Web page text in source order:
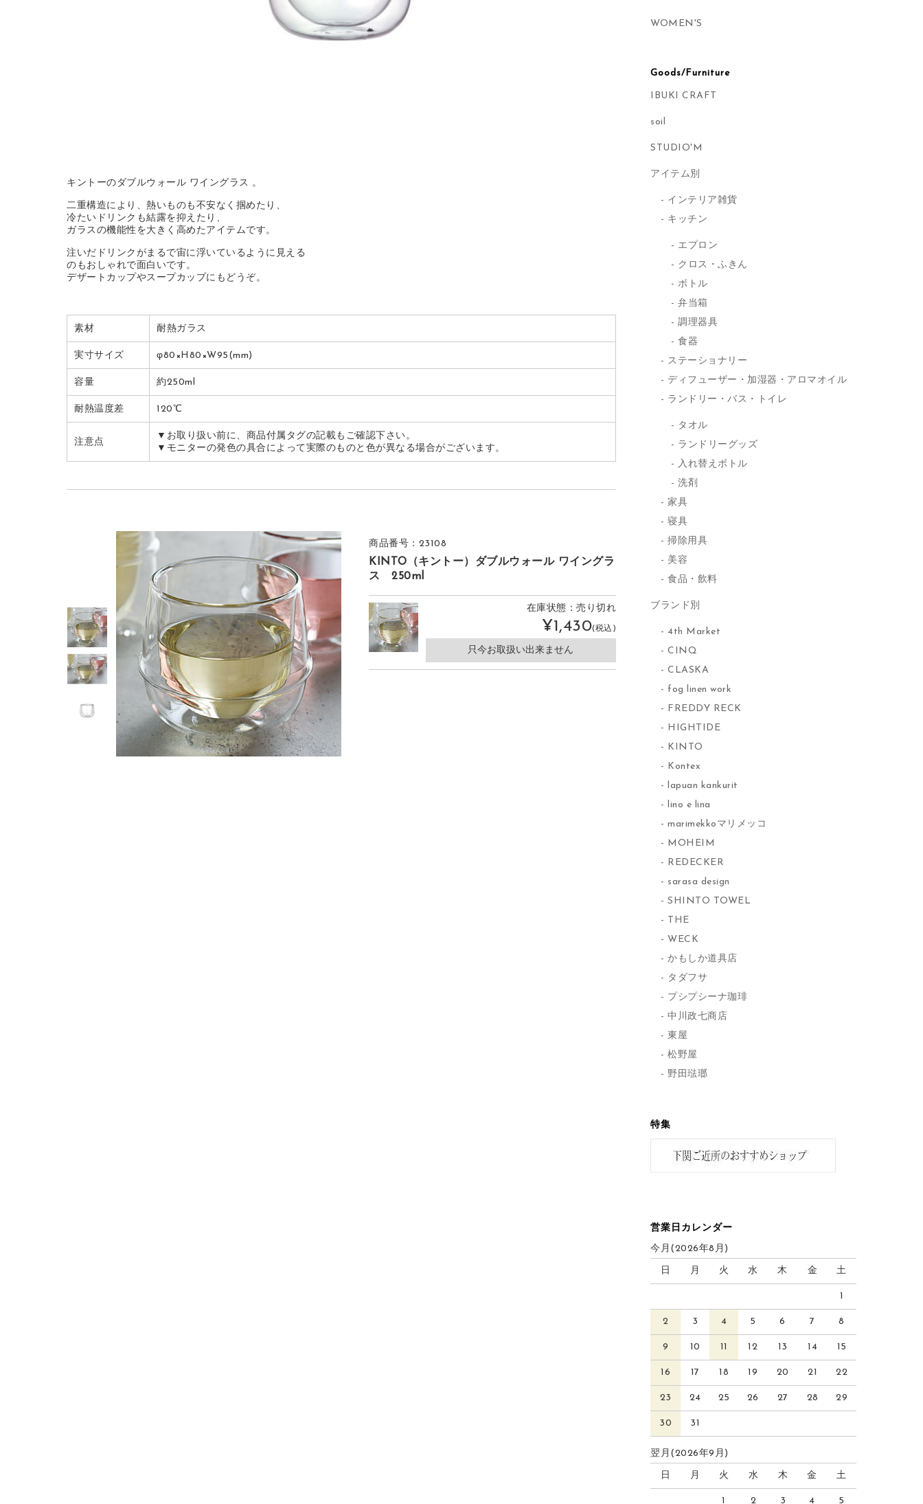
キントーのダブルウォール ワイングラス 。
二重構造により、熱いものも不安なく掴めたり、
冷たいドリンクも結露を抑えたり、
ガラスの機能性を大きく高めたアイテムです。
注いだドリンクがまるで宙に浮いているように見える
のもおしゃれで面白いです。
デザートカップやスープカップにもどうぞ。
素材 耐熱ガラス
実寸サイズ φ80×H80×W95(mm)
容量 約250ml
耐熱温度差 120℃
注意点
▼お取り扱い前に、商品付属タグの記載もご確認下さい。
▼モニターの発色の具合によって実際のものと色が異なる場合がございます。
商品番号：23108
KINTO（キントー）ダブルウォール ワイングラ
ス 250ml
在庫状態：売り切れ
¥1,430(税込)
只今お取扱い出来ません
WOMEN'S
Goods/Furniture
IBUKI CRAFT
soil
STUDIO'M
アイテム別
インテリア雑貨
キッチン
エプロン
クロス・ふきん
ボトル
弁当箱
調理器具
食器
ステーショナリー
ディフューザー・加湿器・アロマオイル
ランドリー・バス・トイレ
タオル
ランドリーグッズ
入れ替えボトル
洗剤
家具
寝具
掃除用具
美容
食品・飲料
ブランド別
4th Market
CINQ
CLASKA
fog linen work
FREDDY RECK
HIGHTIDE
KINTO
Kontex
lapuan kankurit
lino e lina
marimekkoマリメッコ
MOHEIM
REDECKER
sarasa design
SHINTO TOWEL
THE
WECK
かもしか道具店
タダフサ
プシプシーナ珈琲
中川政七商店
東屋
松野屋
野田琺瑯
特集
営業日カレンダー
今月(2026年8月)
日 月 火 水 木 金 土
1
2 3 4 5 6 7 8
9 10 11 12 13 14 15
16 17 18 19 20 21 22
23 24 25 26 27 28 29
30 31
翌月(2026年9月)
日 月 火 水 木 金 土
1 2 3 4 5